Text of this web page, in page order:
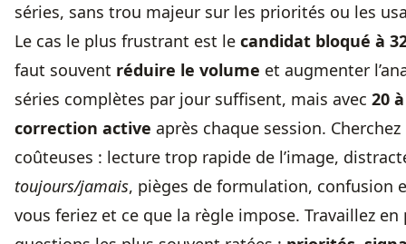
séries, sans trou majeur sur les priorités ou les
Le cas le plus frustrant est le candidat bloqué à
faut souvent réduire le volume et augmenter
séries complètes par jour suffisent, mais avec 20
correction active après chaque session.
coûteuses : lecture trop rapide de l’image,
toujours/jamais, pièges de formulation, confusion
vous feriez et ce que la règle impose. Travaillez